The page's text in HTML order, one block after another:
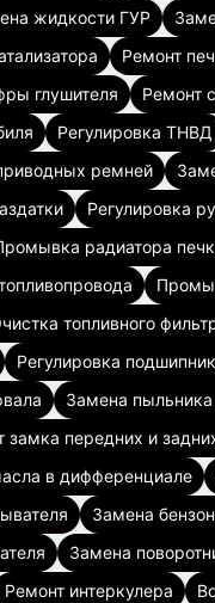
жидкости ГУР
Ремонт
глушителя
Ремонт
Регулировка ТНВД
ремней
Регулировка
радиатора
топливного
Регулировка
Замена пыльника
замка передних и
в дифференциале
Замена
Замена
Ремонт интеркулера